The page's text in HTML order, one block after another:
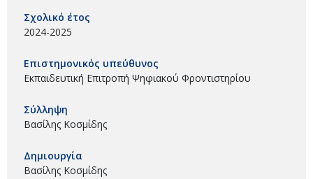
Σχολικό έτος
2024-2025
Επιστημονικός υπεύθυνος
Εκπαιδευτική Επιτροπή Ψηφιακού Φροντιστηρίου
Σύλληψη
Βασίλης Κοσμίδης
Δημιουργία
Βασίλης Κοσμίδης